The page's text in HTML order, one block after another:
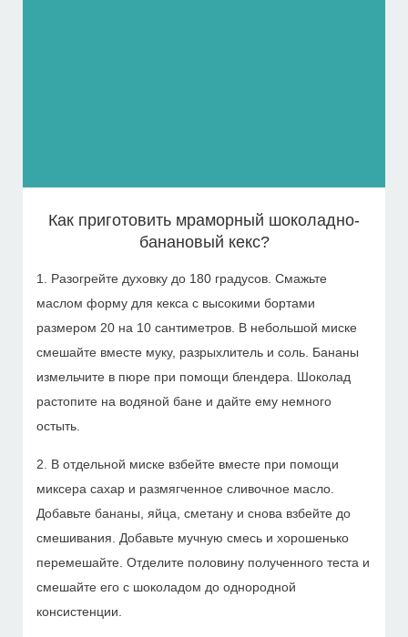
Как приготовить мраморный шоколадно-
банановый кекс?
1. Разогрейте духовку до 180 градусов. Смажьте
маслом форму для кекса с высокими бортами
размером 20 на 10 сантиметров. В небольшой миске
смешайте вместе муку, разрыхлитель и соль. Бананы
измельчите в пюре при помощи блендера. Шоколад
растопите на водяной бане и дайте ему немного
остыть.
2. В отдельной миске взбейте вместе при помощи
миксера сахар и размягченное сливочное масло.
Добавьте бананы, яйца, сметану и снова взбейте до
смешивания. Добавьте мучную смесь и хорошенько
перемешайте. Отделите половину полученного теста и
смешайте его с шоколадом до однородной
консистенции.